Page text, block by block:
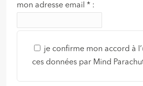
mon adresse email* :
je confirme mon accord à
ces données par Mind